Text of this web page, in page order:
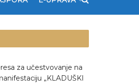
za učestvovanje na
„KLADUŠKI